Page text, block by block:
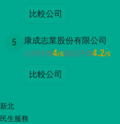
比較公司
5 康成志業股份有限公司
公司評價4/5面試評價4.2/5
比較公司
新北
民生服務